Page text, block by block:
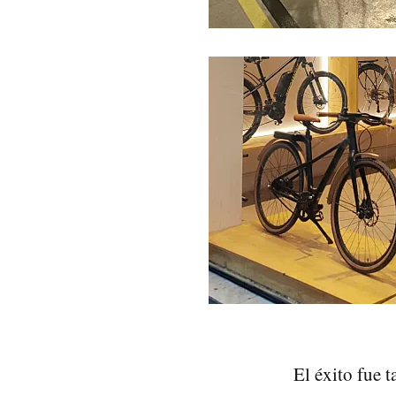
El éxito fue